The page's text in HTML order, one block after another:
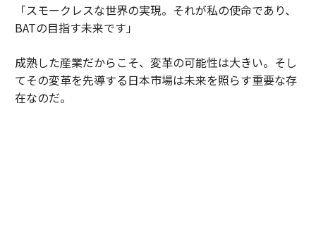
「スモークレスな世界の実現。それが私の使命であり、
BATの目指す未来です」
成熟した産業だからこそ、変革の可能性は大きい。そし
てその変革を先導する日本市場は未来を照らす重要な存
在なのだ。